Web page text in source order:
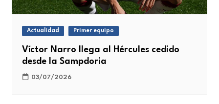
Actualidad Primer equipo
Víctor Narro llega al Hércules cedido
desde la Sampdoria
03/07/2026